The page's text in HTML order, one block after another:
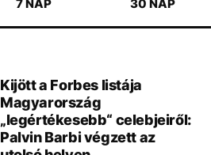
7 NAP 30 NAP
Kijött a Forbes listája
Magyarország
„legértékesebb“ celebjeiről:
Palvin Barbi végzett az